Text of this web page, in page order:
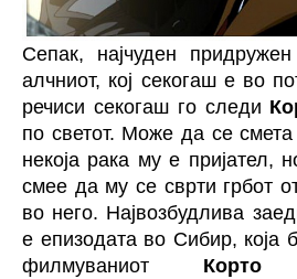
Сепак, најчуден
алчниот, кој секогаш е во
речиси секогаш го следи
по светот. Може да се
некоја рака му е пријател,
смее да му се сврти грбот
во него. Највозбудлива
е епизодата во Сибир, која
филмуваниот Корто